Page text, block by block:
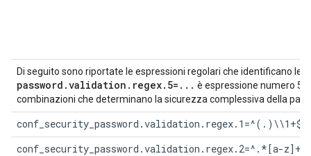
Di seguito sono riportate le espressioni regolari che identificano
password.validation.regex. 5=... è espressione numero 5.
combinazioni che determinano la sicurezza complessiva della
conf_security_password.validation.regex.1=^(.)\\1+$
conf_security_password.validation.regex.2=^.*[a-